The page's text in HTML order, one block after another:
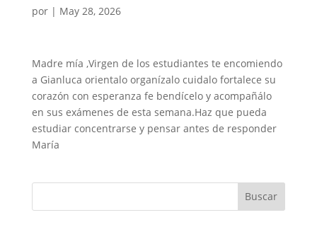
por | May 28, 2026
Madre mía ,Virgen de los estudiantes te encomiendo
a Gianluca orientalo organízalo cuidalo fortalece su
corazón con esperanza fe bendícelo y acompañálo
en sus exámenes de esta semana.Haz que pueda
estudiar concentrarse y pensar antes de responder
María
Buscar